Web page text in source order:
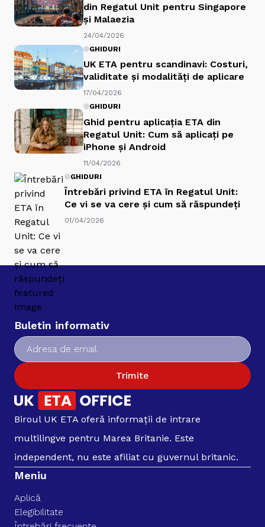
din Regatul Unit pentru Singapore
și Malaezia
24/04/2026
GHIDURI
UK ETA pentru scandinavi: Costuri,
validitate și modalități de aplicare
17/04/2026
GHIDURI
Ghid pentru aplicația ETA din
Regatul Unit: Cum să aplicați pe
iPhone și Android
11/04/2026
GHIDURI
Întrebări privind ETA în Regatul Unit:
Ce vi se va cere și cum să răspundeți
01/04/2026
Buletin informativ
Trimite
Biroul UK ETA oferă informații de intrare
multilingve pentru Marea Britanie. Este
independent, nu este afiliat cu guvernul britanic.
Meniu
Aplică
Elegibilitate